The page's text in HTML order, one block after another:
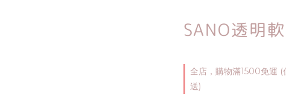
SANO透明
全店，購物滿1500免運 (
送)